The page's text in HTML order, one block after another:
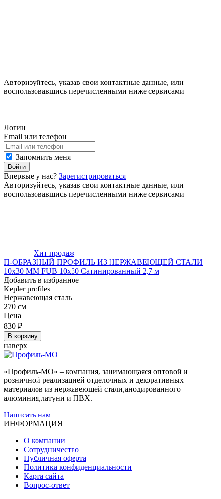
Авторизуйтесь, указав свои контактные данные, или
воспользовавшись перечисленными ниже сервисами
Логин
Email или телефон
Запомнить меня
Войти
Впервые у нас? Зарегистрироваться
Авторизуйтесь, указав свои контактные данные, или
воспользовавшись перечисленными ниже сервисами
Хит продаж
П-ОБРАЗНЫЙ ПРОФИЛЬ ИЗ НЕРЖАВЕЮЩЕЙ СТАЛИ
10x30 ММ FUB 10x30 Сатинированный 2,7 м
Добавить в избранное
Kepler profiles
Нержавеющая сталь
270 см
Цена
830 ₽
В корзину
наверх
«Профиль-МО» – компания, занимающаяся оптовой и
розничной реализацией отделочных и декоративных
материалов из нержавеющей стали,анодированного
алюминия,латуни и ПВХ.
Написать нам
ИНФОРМАЦИЯ
О компании
Сотрудничество
Публичная оферта
Политика конфиденциальности
Карта сайта
Вопрос-ответ